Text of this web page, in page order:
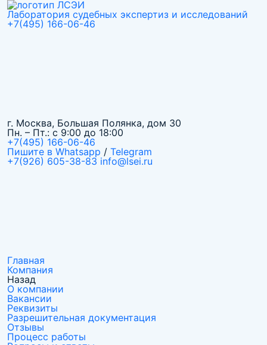
Лаборатория судебных экспертиз и исследований
+7(495) 166-06-46
г. Москва, Большая Полянка, дом 30
Пн. – Пт.: с 9:00 до 18:00
+7(495) 166-06-46
Пишите в Whatsapp / Telegram
+7(926) 605-38-83 info@lsei.ru
Главная
Компания
Назад
О компании
Вакансии
Реквизиты
Разрешительная документация
Отзывы
Процесс работы